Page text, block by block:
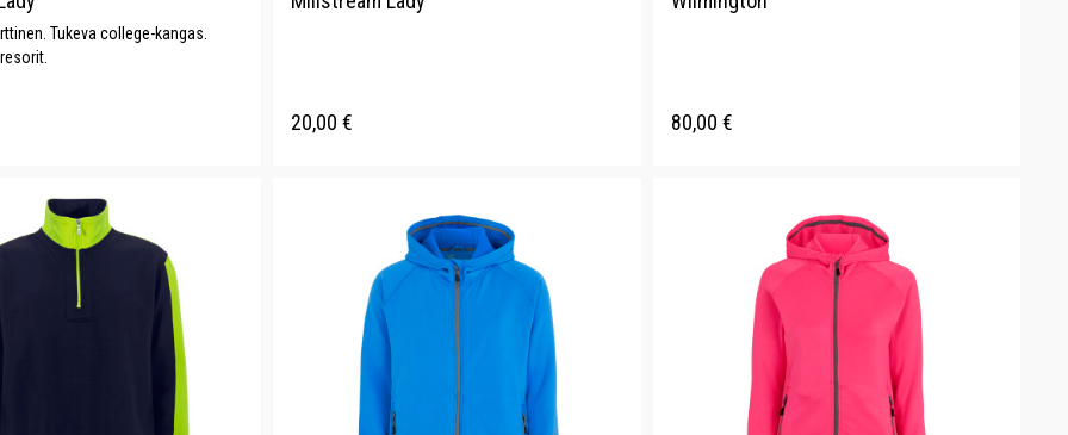
Tukeva college-kangas.
20,00 € 80,00 €